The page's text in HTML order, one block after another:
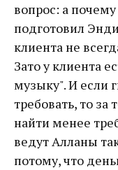
вопрос: а
подготовил
клиента не
Зато у клиента
музыку". И если
требовать, то
найти менее
ведут Алланы
потому, что